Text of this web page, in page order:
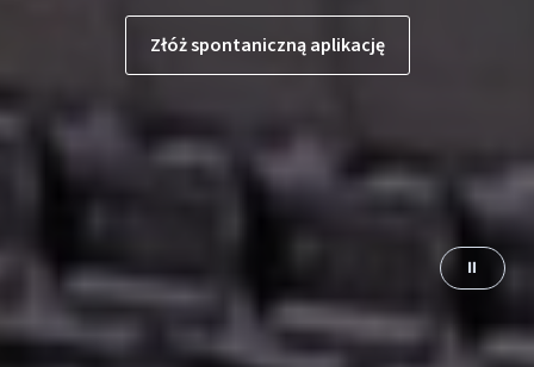
Złóż spontaniczną aplikację
⏸